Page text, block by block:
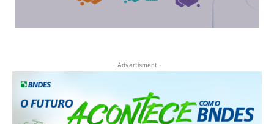
- Advertisment -